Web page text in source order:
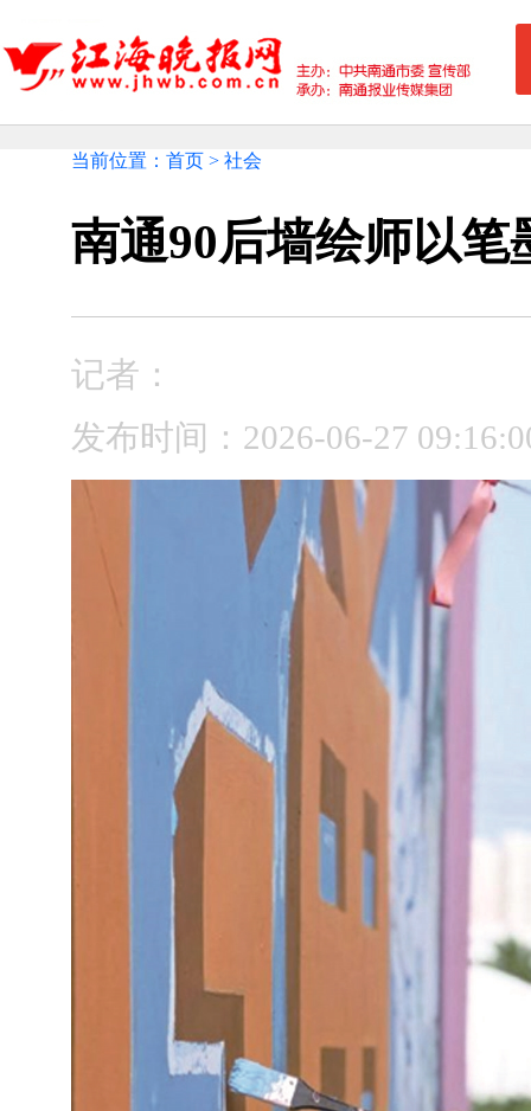
当前位置：首页 > 社会
南通90后墙绘师以
记者：
发布时间：2026-06-27